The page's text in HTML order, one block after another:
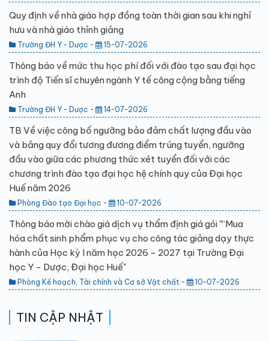
Quy định về nhà giáo hợp đồng toàn thời gian sau khi nghỉ
hưu và nhà giáo thỉnh giảng
Trường ĐH Y - Dược - 15-07-2026
Thông báo về mức thu học phí đối với đào tạo sau đại học
trình độ Tiến sĩ chuyên ngành Y tế công cộng bằng tiếng
Anh
Trường ĐH Y - Dược - 14-07-2026
TB Về việc công bố ngưỡng bảo đảm chất lượng đầu vào
và bảng quy đổi tương đương điểm trúng tuyển, ngưỡng
đầu vào giữa các phương thức xét tuyển đối với các
chương trình đào tạo đại học hệ chính quy của Đại học
Huế năm 2026
Phòng Đào tạo Đại học - 10-07-2026
Thông báo mời chào giá dịch vụ thẩm định giá gói "“Mua
hóa chất sinh phẩm phục vụ cho công tác giảng dạy thực
hành của Học kỳ I năm học 2026 - 2027 tại Trường Đại
học Y - Dược, Đại học Huế"
Phòng Kế hoạch, Tài chính và Cơ sở Vật chất - 10-07-2026
TIN CẬP NHẬT